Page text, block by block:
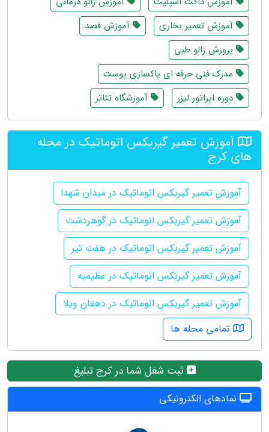
آموزش تعمیر بخاری
آموزش فصد
پرورش زالو طبی
مدرک فنی حرفه ای پاکسازی پوست
دوره اپراتور لیزر
آموزشگاه تئاتر
آموزش تعمیر گیربکس اتوماتیک در محله
های کرج
آموزش تعمیر گیربکس اتوماتیک در میدان شهدا
آموزش تعمیر گیربکس اتوماتیک در گوهردشت
آموزش تعمیر گیربکس اتوماتیک در هفت تیر
آموزش تعمیر گیربکس اتوماتیک در عظیمیه
آموزش تعمیر گیربکس اتوماتیک در دهقان ویلا
تمامی محله ها
ثبت شغل شما در کرج تبلیغ
نمادهای الکترونیکی